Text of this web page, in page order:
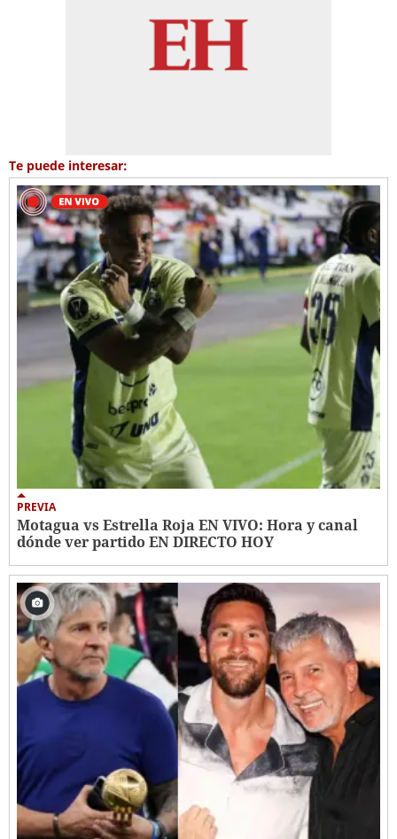
Te puede interesar:
PREVIA
Motagua vs Estrella Roja EN VIVO: Hora y canal
dónde ver partido EN DIRECTO HOY